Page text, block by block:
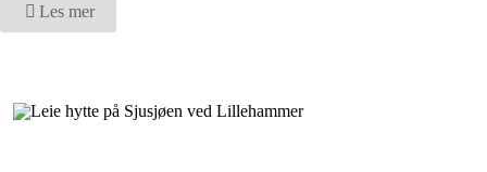
Les mer